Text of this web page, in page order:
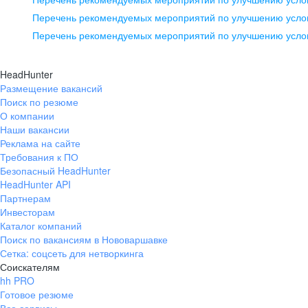
pr@ural.hh.ru
помещение 21
+7 383 207-94-64
pr@nsk.hh.ru
Перечень рекомендуемых мероприятий по улучшению
Перечень рекомендуемых мероприятий по улучшению
HeadHunter
Размещение вакансий
Поиск по резюме
О компании
Наши вакансии
Реклама на сайте
Требования к ПО
Безопасный HeadHunter
HeadHunter API
Партнерам
Инвесторам
Каталог компаний
Поиск по вакансиям в Нововаршавке
Сетка: соцсеть для нетворкинга
Соискателям
hh PRO
Готовое резюме